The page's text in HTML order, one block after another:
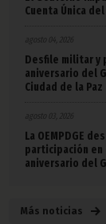
Cuenta Única
agosto 04, 2026
Desfile militar y
aniversario del
Ciudad de la Paz
agosto 03, 2026
La OEMPDGE
participación
aniversario del
Más noticias